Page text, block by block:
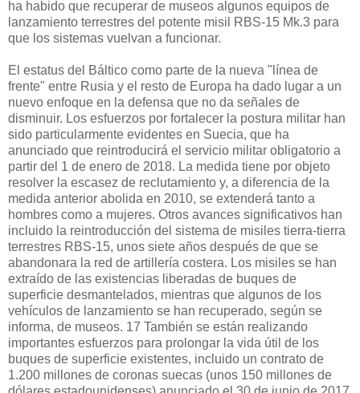
ha habido que recuperar de museos algunos equipos de
lanzamiento terrestres del potente misil RBS-15 Mk.3 para
que los sistemas vuelvan a funcionar.
El estatus del Báltico como parte de la nueva "línea de
frente" entre Rusia y el resto de Europa ha dado lugar a un
nuevo enfoque en la defensa que no da señales de
disminuir. Los esfuerzos por fortalecer la postura militar han
sido particularmente evidentes en Suecia, que ha
anunciado que reintroducirá el servicio militar obligatorio a
partir del 1 de enero de 2018. La medida tiene por objeto
resolver la escasez de reclutamiento y, a diferencia de la
medida anterior abolida en 2010, se extenderá tanto a
hombres como a mujeres. Otros avances significativos han
incluido la reintroducción del sistema de misiles tierra-tierra
terrestres RBS-15, unos siete años después de que se
abandonara la red de artillería costera. Los misiles se han
extraído de las existencias liberadas de buques de
superficie desmantelados, mientras que algunos de los
vehículos de lanzamiento se han recuperado, según se
informa, de museos. 17 También se están realizando
importantes esfuerzos para prolongar la vida útil de los
buques de superficie existentes, incluido un contrato de
1.200 millones de coronas suecas (unos 150 millones de